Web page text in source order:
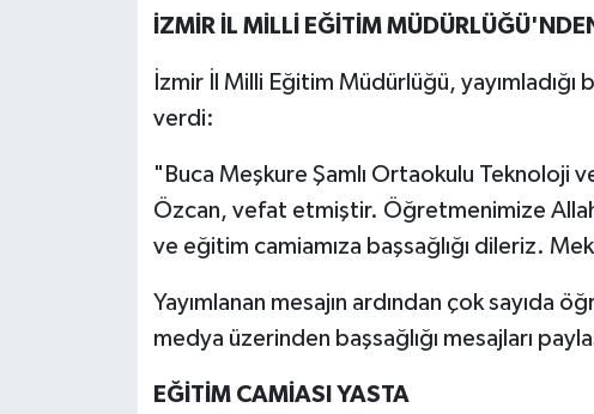
İZMİR İL MİLLİ EĞİTİM
İzmir İl Milli Eğitim Müdürlüğü, yayımladığı
verdi:
"Buca Meşkure Şamlı Ortaokulu Teknoloji
Özcan, vefat etmiştir. Öğretmenimize
ve eğitim camiamıza başsağlığı dileriz.
Yayımlanan mesajın ardından çok sayıda
medya üzerinden başsağlığı mesajları
EĞİTİM CAMİASI YASTA